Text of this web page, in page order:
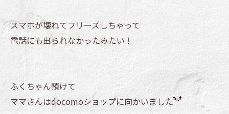
スマホが壊れてフリーズしちゃって
電話にも出られなかったみたい！
ふくちゃん預けて
ママさんはdocomoショップに向かいました